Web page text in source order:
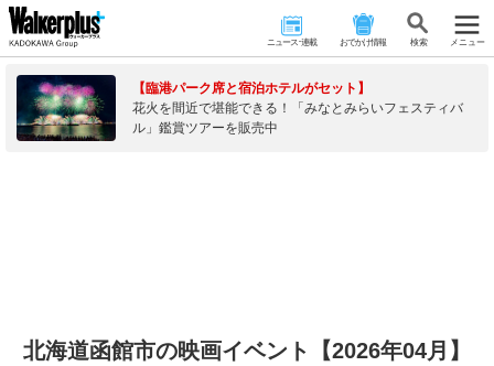
ニュース･連載 おでかけ情報 検 索 メニュー
【臨港パーク席と宿泊ホテルがセット】
花火を間近で堪能できる！「みなとみらいフェスティバ
ル」鑑賞ツアーを販売中
北海道函館市の映画イベント【2026年04月】